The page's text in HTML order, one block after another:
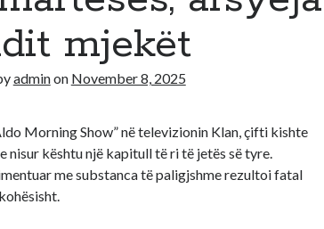
mjekët
adminon November 8, 2025
Morning Show” në televizionin Klan, çifti kishte
nisur kështu një kapitull të ri të jetës së tyre.
me substanca të paligjshme rezultoi fatal